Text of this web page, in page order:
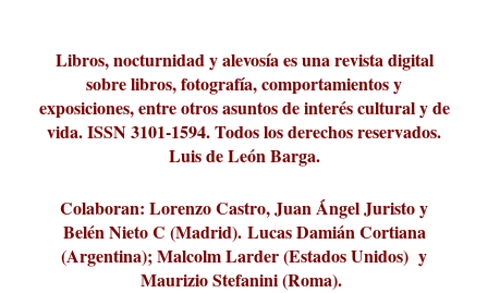
Liber 2026 al Fomento de la Le...
Revista Cultural Turia, númer...
10.000 pasos al día? Lo que d...
paisajística del mar de Sicil...
París
metafísicos de la novela ne...
Libros, nocturnidad y alevosía es una revista digital
sobre libros, fotografía, comportamientos y
exposiciones, entre otros asuntos de interés cultural y de
vida. ISSN 3101-1594. Todos los derechos reservados.
Luis de León Barga.
Colaboran: Lorenzo Castro, Juan Ángel Juristo y
Belén Nieto C (Madrid). Lucas Damián Cortiana
(Argentina); Malcolm Larder (Estados Unidos) y
Maurizio Stefanini (Roma).